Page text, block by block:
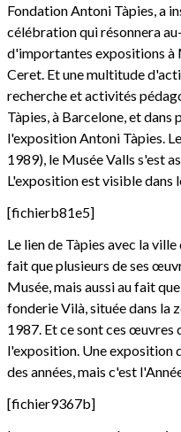
Fondation Antoni Tàpies, a
célébration qui résonnera
d'importantes expositions à
Ceret. Et une multitude
recherche et activités
Tàpies, à Barcelone, et dans
l'exposition Antoni Tàpies.
1989), le Musée Valls s'est
L'exposition est visible dans
[fichierb81e5]
Le lien de Tàpies avec la
fait que plusieurs de ses
Musée, mais aussi au fait
fonderie Vilà, située dans la
1987. Et ce sont ces œuvres
l'exposition. Une exposition
des années, mais c'est
[fichier9367b]